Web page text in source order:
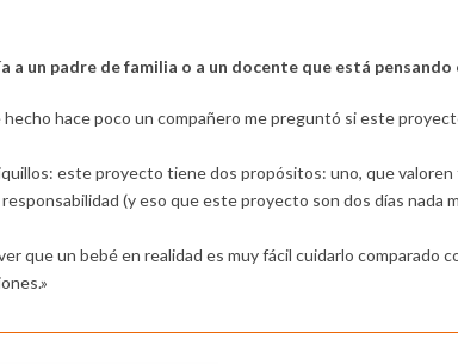
a un padre de familia o a un docente que está
hecho hace poco un compañero me preguntó si este
este proyecto tiene dos propósitos: uno, que
responsabilidad (y eso que este proyecto son dos días
que un bebé en realidad es muy fácil cuidarlo